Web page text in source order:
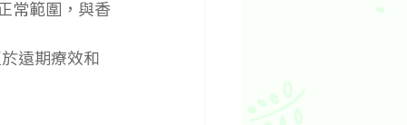
常範圍，與香
遠期療效和